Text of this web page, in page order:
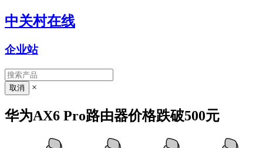
中关村在线
企业站
×
华为AX6 Pro路由器价格跌破500元